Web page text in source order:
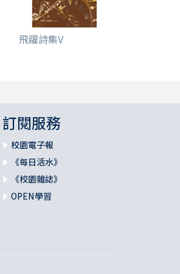
飛躍詩集V
訂閱服務
校園電子報
《每日活水》
《校園雜誌》
OPEN學習